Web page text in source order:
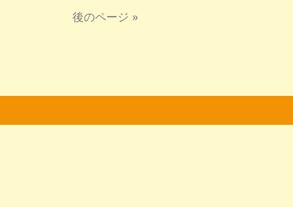
後のページ »